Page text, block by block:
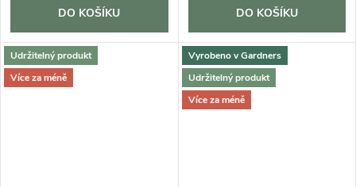
DO KOŠÍKU DO KOŠÍKU
Udržitelný produkt
Více za méně
Vyrobeno v Gardners
Udržitelný produkt
Více za méně